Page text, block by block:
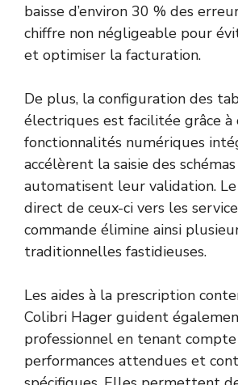
baisse d’environ 30 % des
chiffre non négligeable pour
et optimiser la facturation.
De plus, la configuration des
électriques est facilitée grâce à
fonctionnalités numériques
accélèrent la saisie des
automatisent leur validation.
direct de ceux-ci vers les
commande élimine ainsi
traditionnelles fastidieuses.
Les aides à la prescription
Colibri Hager guident
professionnel en tenant
performances attendues et